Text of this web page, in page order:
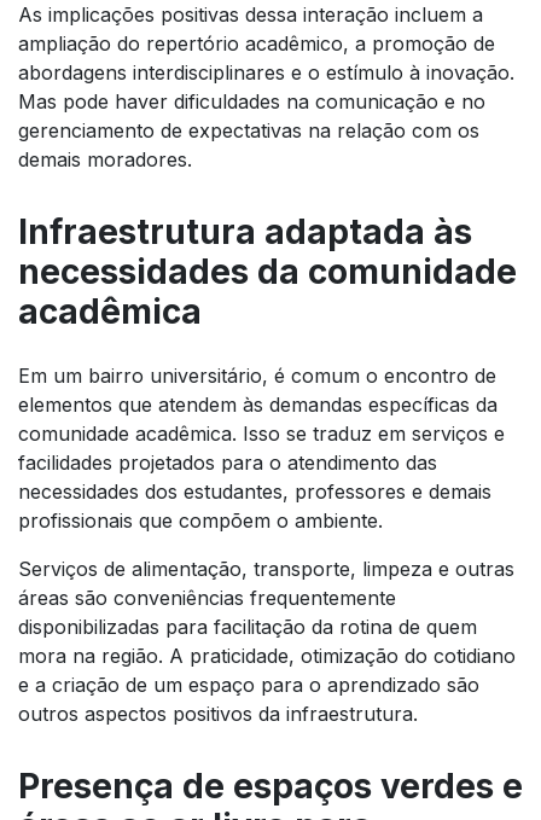
As implicações positivas dessa interação incluem a
ampliação do repertório acadêmico, a promoção de
abordagens interdisciplinares e o estímulo à inovação.
Mas pode haver dificuldades na comunicação e no
gerenciamento de expectativas na relação com os
demais moradores.
Infraestrutura adaptada às
necessidades da comunidade
acadêmica
Em um bairro universitário, é comum o encontro de
elementos que atendem às demandas específicas da
comunidade acadêmica. Isso se traduz em serviços e
facilidades projetados para o atendimento das
necessidades dos estudantes, professores e demais
profissionais que compõem o ambiente.
Serviços de alimentação, transporte, limpeza e outras
áreas são conveniências frequentemente
disponibilizadas para facilitação da rotina de quem
mora na região. A praticidade, otimização do cotidiano
e a criação de um espaço para o aprendizado são
outros aspectos positivos da infraestrutura.
Presença de espaços verdes e